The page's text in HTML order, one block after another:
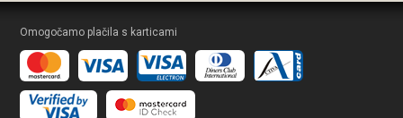
Omogočamo plačila s karticami